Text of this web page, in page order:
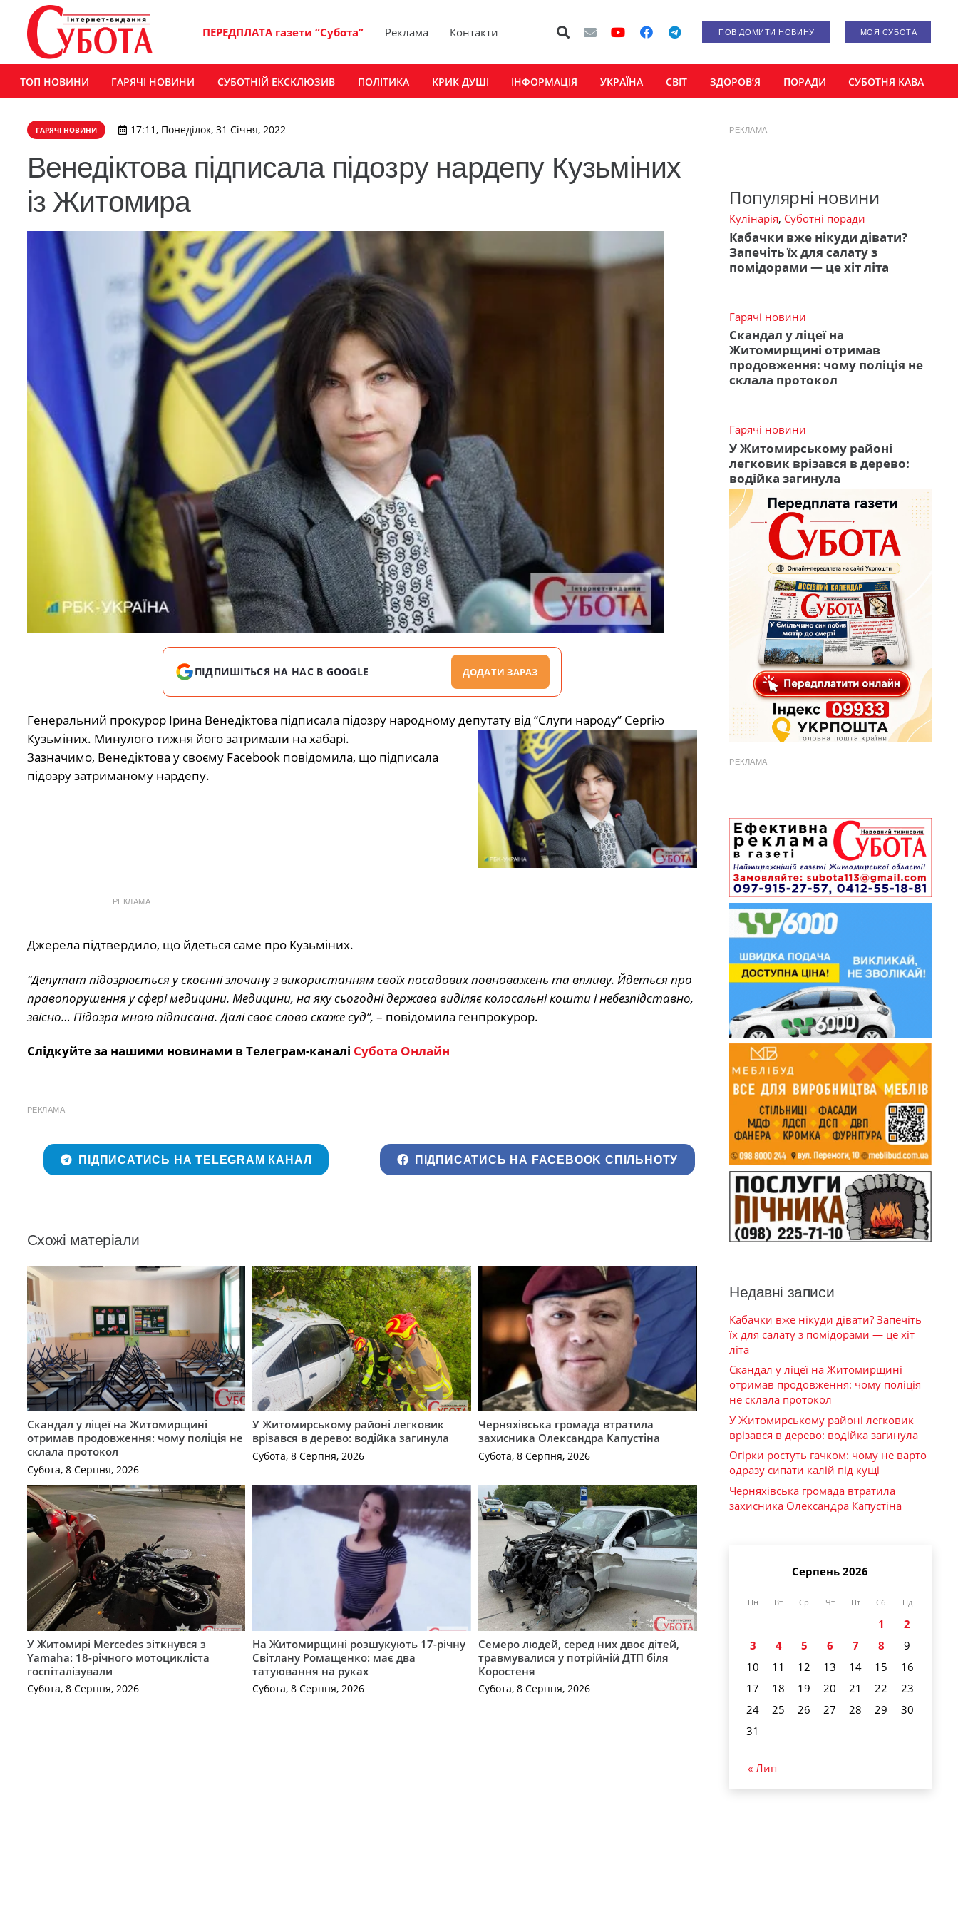
ПЕРЕДПЛАТА газети “Субота” Реклама Контакти ПОВІДОМИТИ НОВИНУ МОЯ СУБОТА
ТОП НОВИНИ ГАРЯЧІ НОВИНИ СУБОТНІЙ ЕКСКЛЮЗИВ ПОЛІТИКА КРИК ДУШІ ІНФОРМАЦІЯ УКРАЇНА СВІТ ЗДОРОВ’Я ПОРАДИ СУБОТНЯ КАВА
ГАРЯЧІ НОВИНИ 17:11, Понеділок, 31 Січня, 2022
Венедіктова підписала підозру нардепу Кузьміних
із Житомира
ПІДПИШІТЬСЯ НА НАС В GOOGLE ДОДАТИ ЗАРАЗ
Генеральний прокурор Ірина Венедіктова підписала підозру народному депутату від “Слуги народу” Сергію
Кузьміних. Минулого тижня його затримали на хабарі.
Зазначимо, Венедіктова у своєму Facebook повідомила, що підписала
підозру затриманому нардепу.
РЕКЛАМА
Джерела підтвердило, що йдеться саме про Кузьміних.
“Депутат підозрюється у скоєнні злочину з використанням своїх посадових повноважень та впливу. Йдеться про
правопорушення у сфері медицини. Медицини, на яку сьогодні держава виділяє колосальні кошти і небезпідставно,
звісно… Підозра мною підписана. Далі своє слово скаже суд”, – повідомила генпрокурор.
Слідкуйте за нашими новинами в Телеграм-каналі Субота Онлайн
РЕКЛАМА
ПІДПИСАТИСЬ НА TELEGRAM КАНАЛ ПІДПИСАТИСЬ НА FACEBOOK СПІЛЬНОТУ
Схожі матеріали
Скандал у ліцеї на Житомирщині
отримав продовження: чому поліція не
склала протокол
Субота, 8 Серпня, 2026
У Житомирському районі легковик
врізався в дерево: водійка загинула
Субота, 8 Серпня, 2026
Черняхівська громада втратила
захисника Олександра Капустіна
Субота, 8 Серпня, 2026
У Житомирі Mercedes зіткнувся з
Yamaha: 18-річного мотоцикліста
госпіталізували
Субота, 8 Серпня, 2026
На Житомирщині розшукують 17-річну
Світлану Ромащенко: має два
татуювання на руках
Субота, 8 Серпня, 2026
Семеро людей, серед них двоє дітей,
травмувалися у потрійній ДТП біля
Коростеня
Субота, 8 Серпня, 2026
РЕКЛАМА
Популярні новини
Кулінарія, Суботні поради
Кабачки вже нікуди дівати?
Запечіть їх для салату з
помідорами — це хіт літа
Гарячі новини
Скандал у ліцеї на
Житомирщині отримав
продовження: чому поліція не
склала протокол
Гарячі новини
У Житомирському районі
легковик врізався в дерево:
водійка загинула
РЕКЛАМА
Недавні записи
Кабачки вже нікуди дівати? Запечіть
їх для салату з помідорами — це хіт
літа
Скандал у ліцеї на Житомирщині
отримав продовження: чому поліція
не склала протокол
У Житомирському районі легковик
врізався в дерево: водійка загинула
Огірки ростуть гачком: чому не варто
одразу сипати калій під кущі
Черняхівська громада втратила
захисника Олександра Капустіна
Серпень 2026
Пн Вт Ср Чт Пт Сб Нд
1
2
3
4 5 6 7 8
9
10
11 12 13 14 15
16
17
18 19 20 21 22
23
24
25 26 27 28 29
30
31
« Лип